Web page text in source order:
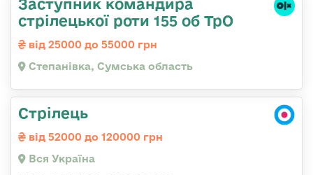
Заступник командира
стрілецької роти 155 об ТрО
від 25000 до 55000 грн
Степанівка, Сумська область
Стрілець
від 52000 до 120000 грн
Вся Україна